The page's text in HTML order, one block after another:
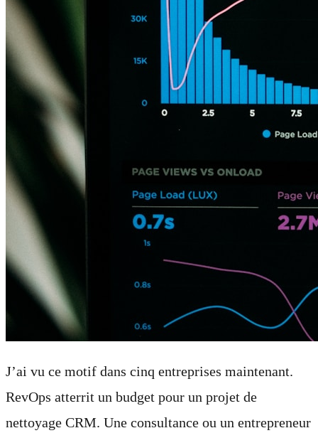
J’ai vu ce motif dans cinq entreprises maintenant.
RevOps atterrit un budget pour un projet de
nettoyage CRM. Une consultance ou un entrepreneur